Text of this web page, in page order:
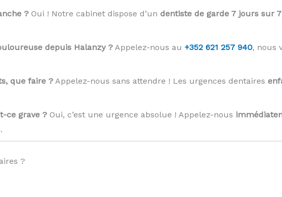
?Oui ! Notre cabinet dispose d’un dentiste de garde 7 jours sur 7
depuis Halanzy ?Appelez-nous au +352 621 257 940, nous
que faire ?Appelez-nous sans attendre ! Les urgences dentaires
ce grave ?Oui, c’est une urgence absolue ! Appelez-nous
?